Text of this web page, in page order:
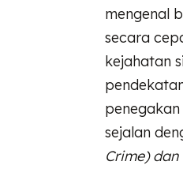
mengenal
secara
kejahatan
sejalan
Crime)